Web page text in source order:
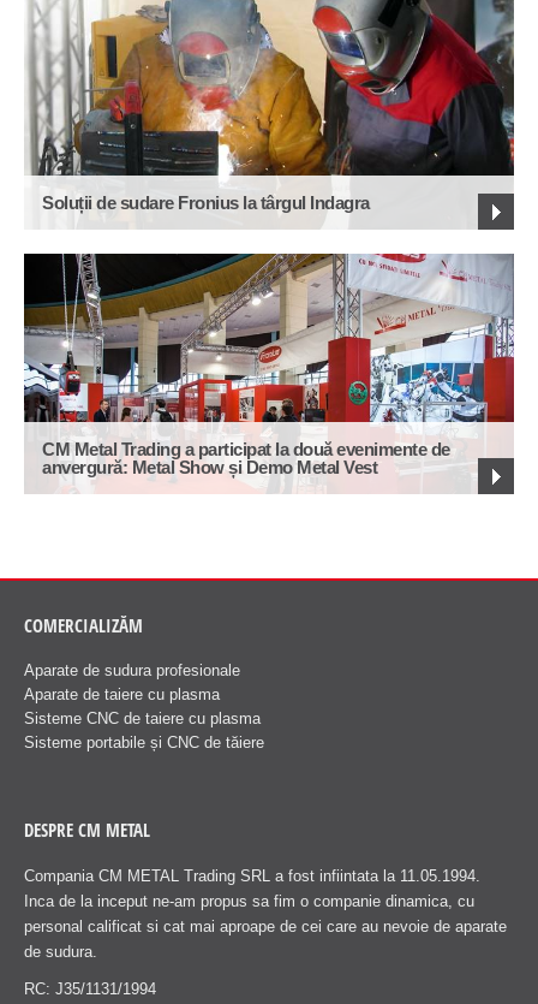
Soluții de sudare Fronius la târgul Indagra
CM Metal Trading a participat la două evenimente de
anvergură: Metal Show și Demo Metal Vest
COMERCIALIZĂM
Aparate de sudura profesionale
Aparate de taiere cu plasma
Sisteme CNC de taiere cu plasma
Sisteme portabile și CNC de tăiere
DESPRE CM METAL
Compania CM METAL Trading SRL a fost infiintata la 11.05.1994.
Inca de la inceput ne-am propus sa fim o companie dinamica, cu
personal calificat si cat mai aproape de cei care au nevoie de aparate
de sudura.
RC: J35/1131/1994